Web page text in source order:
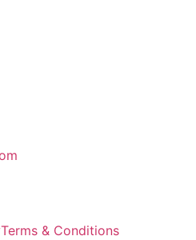
Terms & Conditions